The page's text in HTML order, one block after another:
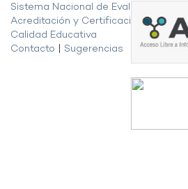
Sistema Nacional de Evaluación,
Acreditación y Certificación de la
Calidad Educativa
Contacto
Sugerencias